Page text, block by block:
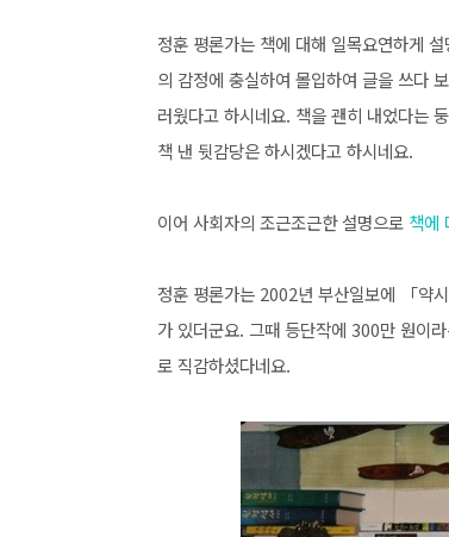
정훈 평론가는 책에 대해 일목요연하게
의 감정에 충실하여 몰입하여 글을 쓰다
러웠다고 하시네요. 책을 괜히 내었다는
책 낸 뒷감당은 하시겠다고 하시네요.
이어 사회자의 조근조근한 설명으로 책에
정훈 평론가는 2002년 부산일보에 「약
가 있더군요. 그때 등단작에 300만 원이
로 직감하셨다네요.